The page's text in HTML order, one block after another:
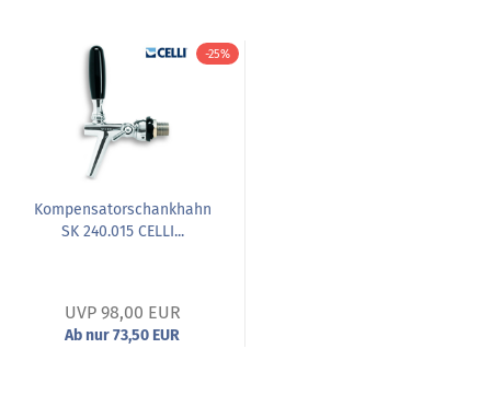
-25%
Kompensatorschankhahn
SK 240.015 CELLI...
UVP 98,00 EUR
Ab nur 73,50 EUR